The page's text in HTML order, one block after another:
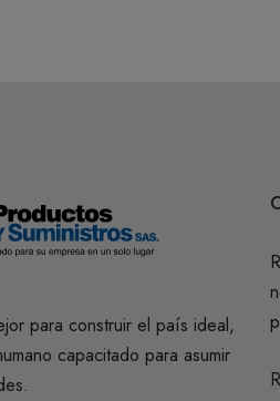
para construir el país ideal,
capacitado para asumir